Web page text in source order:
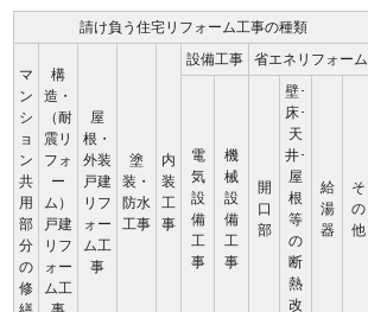
請け負う住宅リフォーム工事の種類
マ
ン
シ
ョ
ン
共
用
部
分
の
修
構
造・
（耐
震リ
フォ
ー
ム）
戸建
リフ
ォー
ム工
屋
根・
外装
戸建
リフ
ォー
ム工
事
塗
装・
防水
工事
内
装
工
事
設備工事 省エネリフォーム
電
気
設
備
工
事
機
械
設
備
工
事
開
口
部
壁･
床･
天
井･
屋
根
等
の
断
熱
改
給
湯
器
そ
の
他